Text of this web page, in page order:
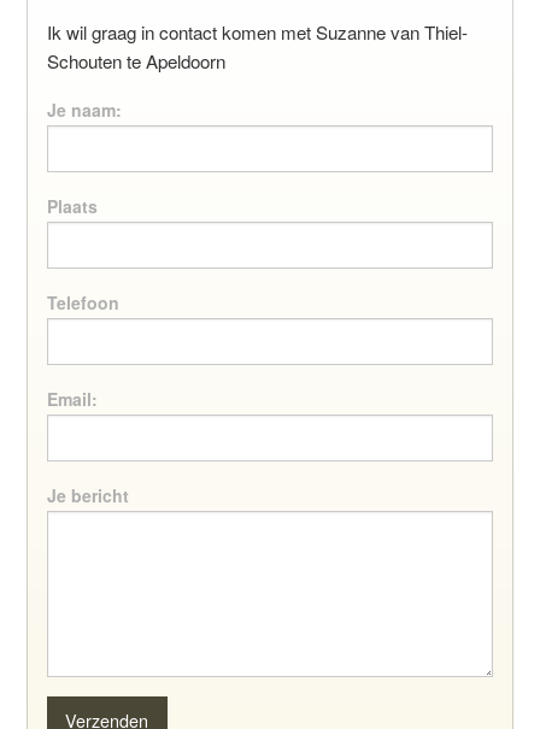
Ik wil graag in contact komen met Suzanne van Thiel-
Schouten te Apeldoorn
Je naam:
Plaats
Telefoon
Email:
Je bericht